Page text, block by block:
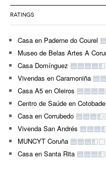
RATINGS
Casa en Paderne do Courel
Museo de Belas Artes A
Casa Domínguez
Vivendas en Caramoniña
Casa A5 en Oleiros
Centro de Saúde en Cotobade
Casa en Corrubedo
Vivenda San Andrés
MUNCYT Coruña
Casa en Santa Rita